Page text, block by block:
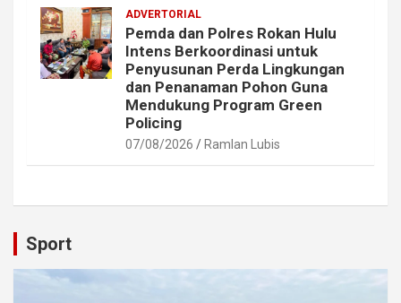
ADVERTORIAL
Pemda dan Polres Rokan Hulu
Intens Berkoordinasi untuk
Penyusunan Perda Lingkungan
dan Penanaman Pohon Guna
Mendukung Program Green
Policing
07/08/2026 Ramlan Lubis
Sport